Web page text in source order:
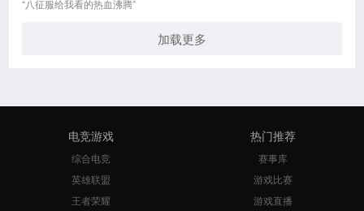
“八征服给我看的热血沸腾”
加载更多
电竞游戏
综合电竞
英雄联盟
王者荣耀
热门推荐
赛事库
游戏比赛
游戏直播